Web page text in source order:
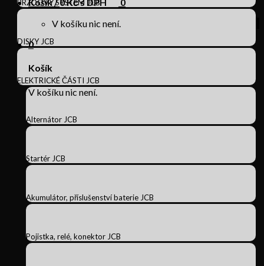
V košíku nic není.
0
Košík
V košíku nic není.
BRZDOVÝ SYSTÉM JCB
DISKY JCB
ELEKTRICKÉ ČÁSTI JCB
Alternátor JCB
Startér JCB
Akumulátor, příslušenství baterie JCB
Pojistka, relé, konektor JCB